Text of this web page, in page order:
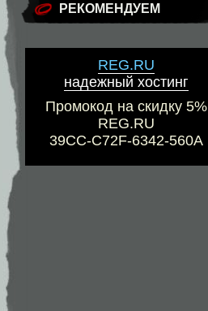
РЕКОМЕНДУЕМ
REG.RU
надежный хостинг
Промокод на скидку 5%
REG.RU
39CC-C72F-6342-560A